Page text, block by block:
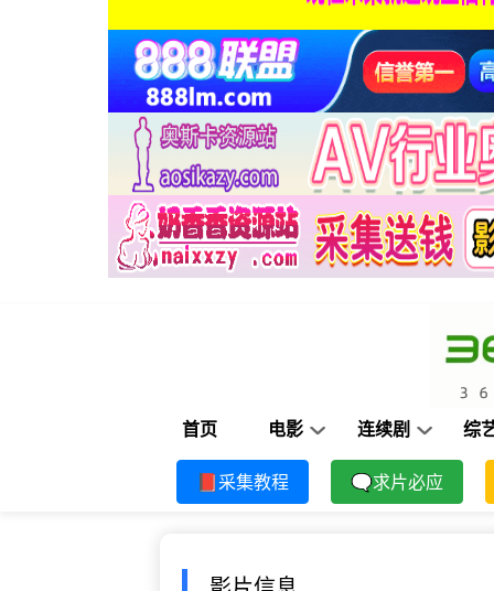
首页 电影 连续剧 综
📕采集教程 🗨求片必应